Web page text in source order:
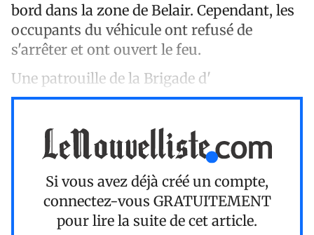
bord dans la zone de Belair. Cependant, les
occupants du véhicule ont refusé de
s'arrêter et ont ouvert le feu.
Une patrouille de la Brigade d'
Si vous avez déjà créé un compte,
connectez-vous GRATUITEMENT
pour lire la suite de cet article.